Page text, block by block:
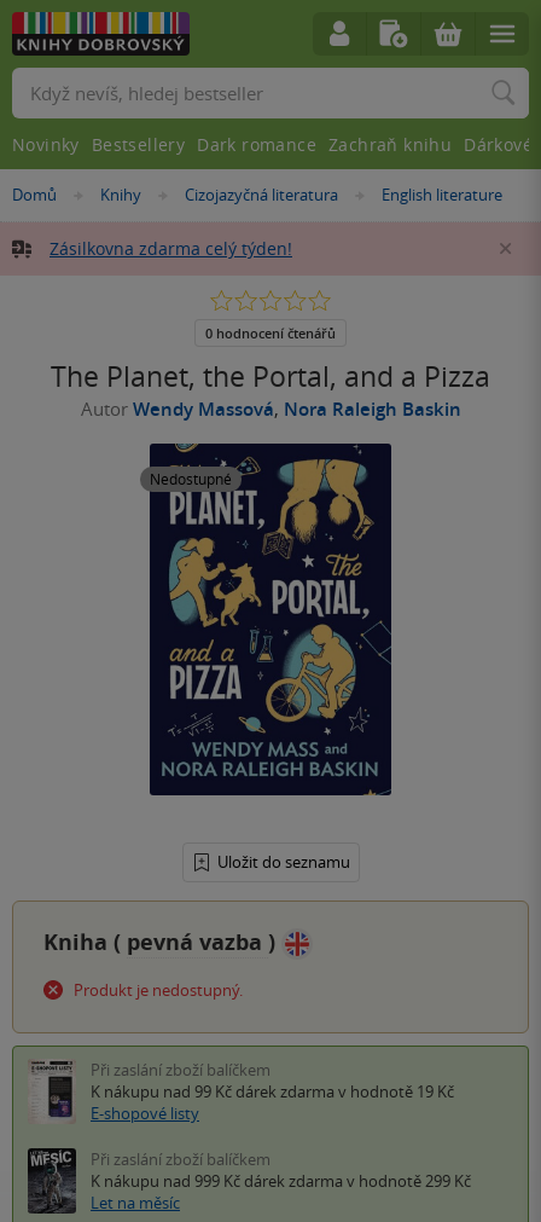
Nacházíte
zde:
Domů »
Knihy »
Cizojazyčná literatura »
English literature
Zásilkovna zdarma celý týden!
The Planet, the Portal, and a Pizza
Autor Wendy Massová, Nora Raleigh Baskin
Nedostupné
Uložit do seznamu
0.0
5
0 hodnocení čtenářů
Kniha ( pevná vazba )
Produkt je nedostupný.
Při zaslání zboží balíčkem
K nákupu nad 99 Kč dárek zdarma v hodnotě 19 Kč
E-shopové listy
Při zaslání zboží balíčkem
K nákupu nad 999 Kč dárek zdarma v hodnotě 299 Kč
Let na měsíc
Vyhledávání
Novinky Bestsellery Dark romance Zachraň knihu Dárkové